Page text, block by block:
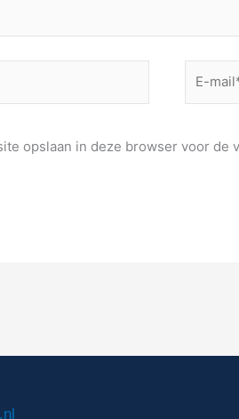
mail*
opslaan in deze browser voor de